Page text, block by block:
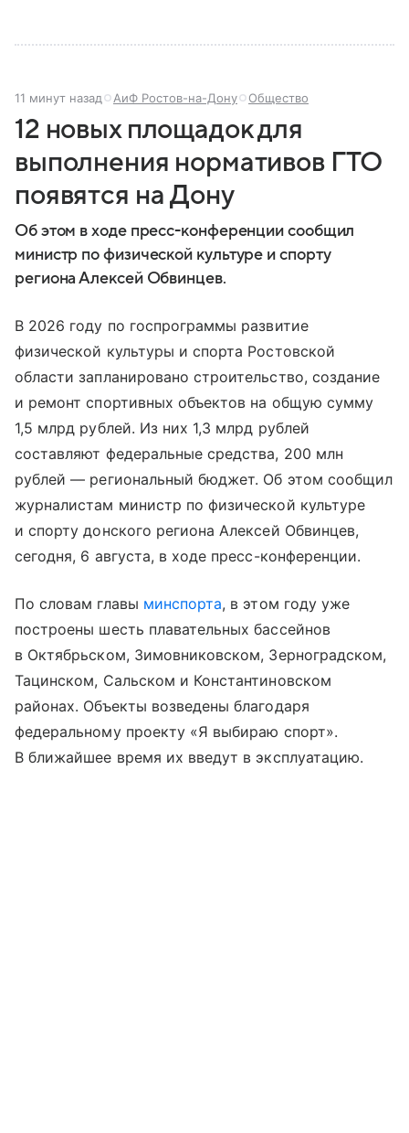
11 минут назад АиФ Ростов-на-Дону Общество
12 новых площадок для
выполнения нормативов ГТО
появятся на Дону
Об этом в ходе пресс-конференции сообщил
министр по физической культуре и спорту
региона Алексей Обвинцев.
В 2026 году по госпрограммы развитие
физической культуры и спорта Ростовской
области запланировано строительство, создание
и ремонт спортивных объектов на общую сумму
1,5 млрд рублей. Из них 1,3 млрд рублей
составляют федеральные средства, 200 млн
рублей — региональный бюджет. Об этом сообщил
журналистам министр по физической культуре
и спорту донского региона Алексей Обвинцев,
сегодня, 6 августа, в ходе пресс-конференции.
По словам главы минспорта, в этом году уже
построены шесть плавательных бассейнов
в Октябрьском, Зимовниковском, Зерноградском,
Тацинском, Сальском и Константиновском
районах. Объекты возведены благодаря
федеральному проекту «Я выбираю спорт».
В ближайшее время их введут в эксплуатацию.